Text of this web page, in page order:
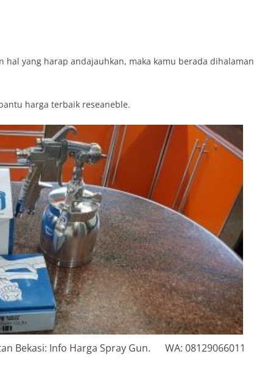
hal yang harap andajauhkan, maka kamu berada dihalaman
harga terbaik reseaneble.
Bekasi: Info Harga Spray Gun. WA: 08129066011